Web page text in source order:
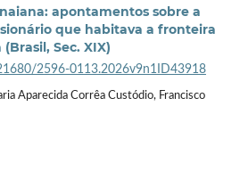
apontamentos sobre a
que habitava a fronteira
Sec. XIX)
2596-0113.2026v9n1ID43918
Aparecida Corrêa Custódio, Francisco